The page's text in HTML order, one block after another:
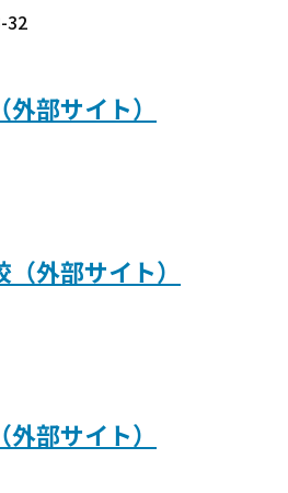
32
部サイト）
外部サイト）
部サイト）